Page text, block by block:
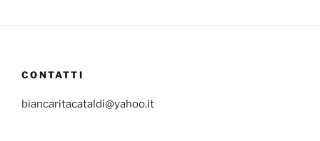
CONTATTI
biancaritacataldi@yahoo.it